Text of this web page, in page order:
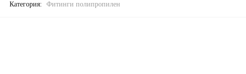
Категория: Фитинги полипропилен